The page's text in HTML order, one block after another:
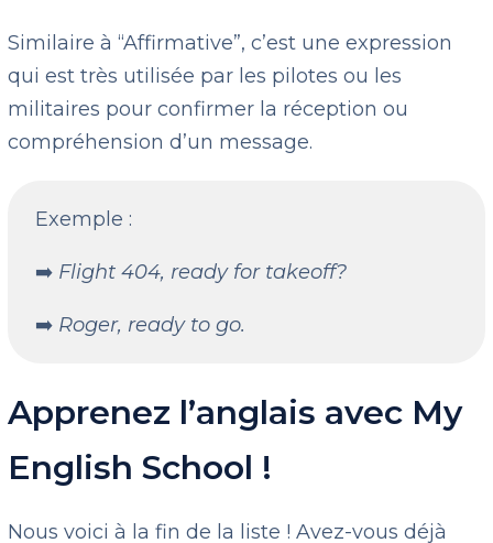
Similaire à “Affirmative”, c’est une expression
qui est très utilisée par les pilotes ou les
militaires pour confirmer la réception ou
compréhension d’un message.
Exemple :
➡️ Flight 404, ready for takeoff?
➡️ Roger, ready to go.
Apprenez l’anglais avec My
English School !
Nous voici à la fin de la liste ! Avez-vous déjà